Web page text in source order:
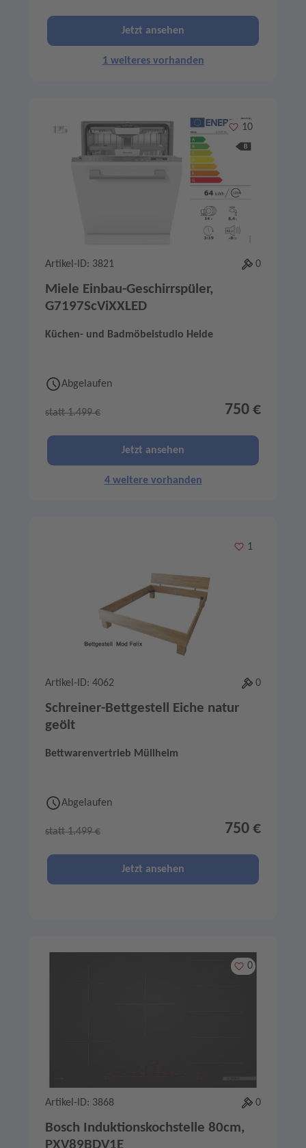
Jetzt ansehen
1 weiteres vorhanden
Merken
10
Artikel-ID: 3821 0
Miele Einbau-Geschirrspüler,
G7197ScViXXLED
Küchen- und Badmöbelstudio Helde
Abgelaufen
statt 1.499 € 750 €
Jetzt ansehen
4 weitere vorhanden
Merken
1
Artikel-ID: 4062 0
Schreiner-Bettgestell Eiche natur
geölt
Bettwarenvertrieb Müllheim
Abgelaufen
statt 1.499 € 750 €
Jetzt ansehen
Merken
0
Artikel-ID: 3868 0
Bosch Induktionskochstelle 80cm,
PXV89BDV1E